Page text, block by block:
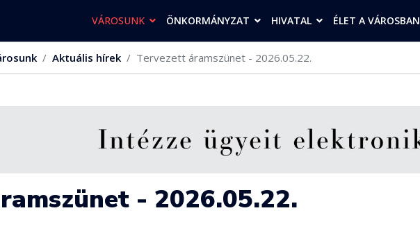
VÁROSUNK ÖNKORMÁNYZAT HIVATAL ÉLET A VÁROSBAN
Aktuális hírek Tervezett áramszünet - 2026.05.22.
- 2026.05.22.